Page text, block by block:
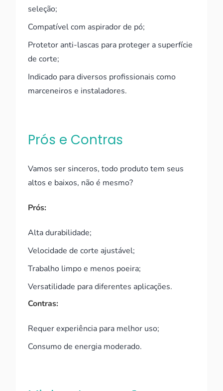
seleção;
Compatível com aspirador de pó;
Protetor anti-lascas para proteger a superfície
de corte;
Indicado para diversos profissionais como
marceneiros e instaladores.
Prós e Contras
Vamos ser sinceros, todo produto tem seus
altos e baixos, não é mesmo?
Prós:
Alta durabilidade;
Velocidade de corte ajustável;
Trabalho limpo e menos poeira;
Versatilidade para diferentes aplicações.
Contras:
Requer experiência para melhor uso;
Consumo de energia moderado.